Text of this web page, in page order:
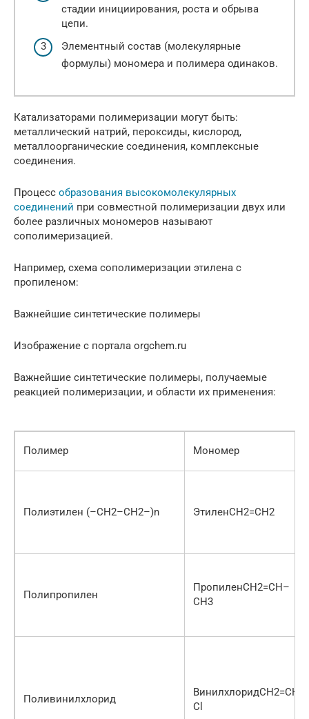
стадии инициирования, роста и обрыва
цепи.
Элементный состав (молекулярные
формулы) мономера и полимера одинаков.
Катализаторами полимеризации могут быть:
металлический натрий, пероксиды, кислород,
металлоорганические соединения, комплексные
соединения.
Процесс образования высокомолекулярных
соединений при совместной полимеризации двух или
более различных мономеров называют
сополимеризацией.
Например, схема сополимеризации этилена с
пропиленом:
Важнейшие синтетические полимеры
Изображение с портала orgchem.ru
Важнейшие синтетические полимеры, получаемые
реакцией полимеризации, и области их применения:
Полимер Мономер
Полиэтилен (–СН2–СН2–)n ЭтиленСН2=СН2
Полипропилен
ПропиленСН2=СН–
СН3
Поливинилхлорид
ВинилхлоридСН2=СН–
Сl